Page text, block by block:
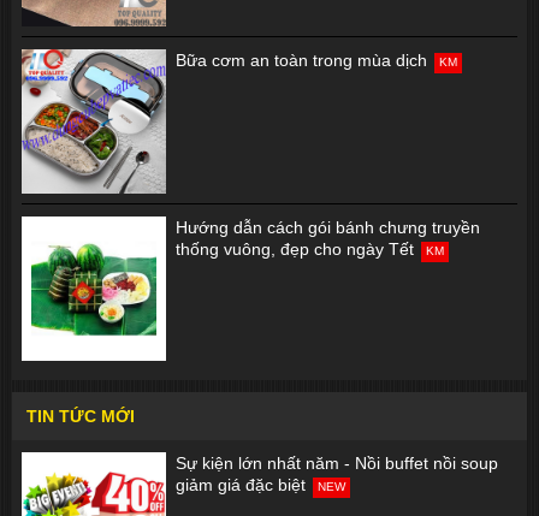
Bữa cơm an toàn trong mùa dịch KM
Hướng dẫn cách gói bánh chưng truyền
thống vuông, đẹp cho ngày Tết
KM
TIN TỨC MỚI
Sự kiện lớn nhất năm - Nồi buffet nồi soup
giảm giá đặc biệt
NEW